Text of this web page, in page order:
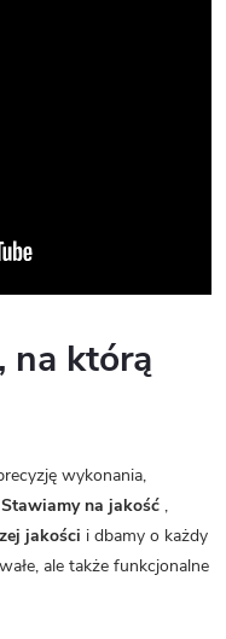
na którą
wykonania,
Stawiamy na jakość ,
jakości i dbamy o każdy
ale także funkcjonalne